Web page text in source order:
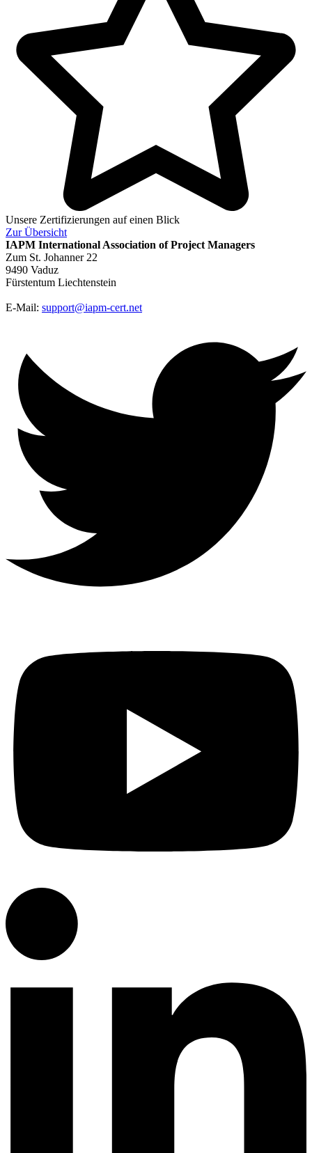
Unsere Zertifizierungen auf einen Blick
ZurÜbersicht
IAPM International Association of Project Managers
Zum St. Johanner 22
9490 Vaduz
Fürstentum Liechtenstein
E-Mail: support@iapm-cert.net